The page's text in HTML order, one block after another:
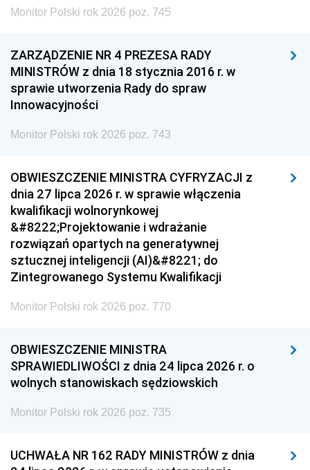
Monitor Polski rok 2026 poz. 745
ZARZĄDZENIE NR 4 PREZESA RADY
MINISTRÓW z dnia 18 stycznia 2016 r. w
sprawie utworzenia Rady do spraw
Innowacyjności
Monitor Polski rok 2026 poz. 743
OBWIESZCZENIE MINISTRA CYFRYZACJI z
dnia 27 lipca 2026 r. w sprawie włączenia
kwalifikacji wolnorynkowej
&#8222;Projektowanie i wdrażanie
rozwiązań opartych na generatywnej
sztucznej inteligencji (AI)&#8221; do
Zintegrowanego Systemu Kwalifikacji
Monitor Polski rok 2026 poz. 770
OBWIESZCZENIE MINISTRA
SPRAWIEDLIWOŚCI z dnia 24 lipca 2026 r. o
wolnych stanowiskach sędziowskich
Monitor Polski rok 2026 poz. 735
UCHWAŁA NR 162 RADY MINISTRÓW z dnia